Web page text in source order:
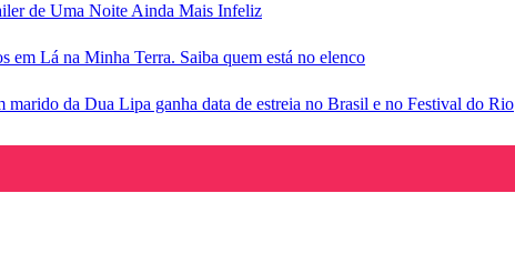
de Uma Noite Ainda Mais Infeliz
em Lá na Minha Terra. Saiba quem está no elenco
da Dua Lipa ganha data de estreia no Brasil e no Festival do Rio